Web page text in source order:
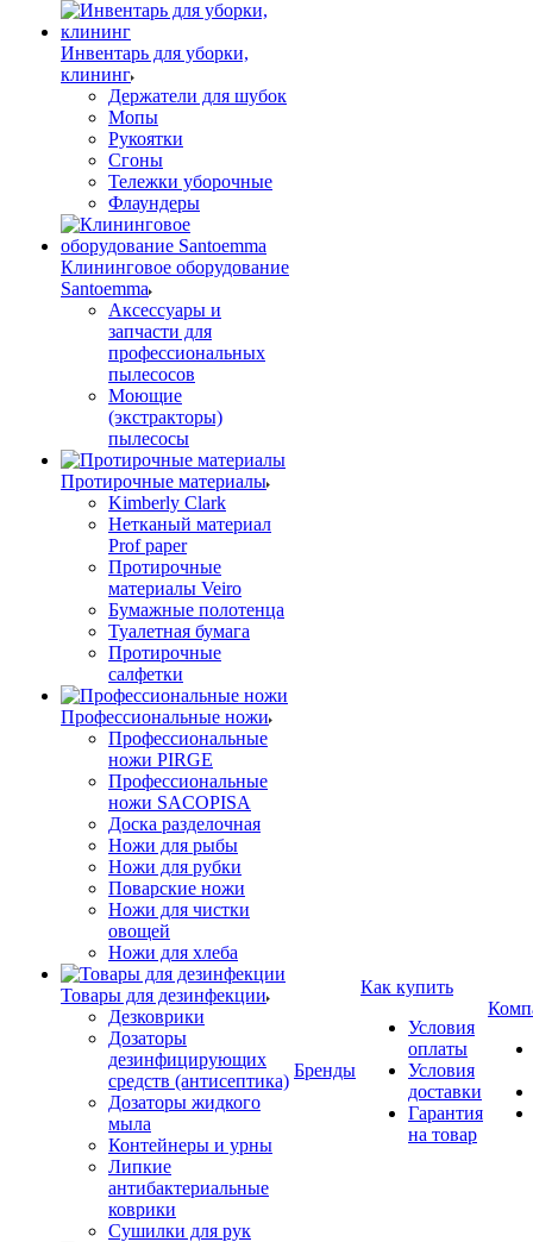
Инвентарь для уборки,
клининг
Держатели для шубок
Мопы
Рукоятки
Сгоны
Тележки уборочные
Флаундеры
Клининговое оборудование
Santoemma
Аксессуары и
запчасти для
профессиональных
пылесосов
Моющие
(экстракторы)
пылесосы
Протирочные материалы
Kimberly Clark
Нетканый материал
Prof paper
Протирочные
материалы Veiro
Бумажные полотенца
Туалетная бумага
Протирочные
салфетки
Профессиональные ножи
Профессиональные
ножи PIRGE
Профессиональные
ножи SACOPISA
Доска разделочная
Ножи для рыбы
Ножи для рубки
Поварские ножи
Ножи для чистки
овощей
Ножи для хлеба
Товары для дезинфекции
Дезковрики
Дозаторы
дезинфицирующих
средств (антисептика)
Дозаторы жидкого
мыла
Контейнеры и урны
Липкие
антибактериальные
коврики
Сушилки для рук
Бренды
Как купить
Условия
оплаты
Условия
доставки
Гарантия
на товар